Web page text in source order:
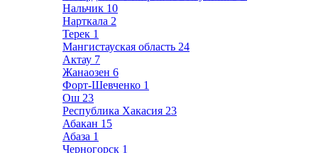
Нальчик 10
Нарткала 2
Терек 1
Мангистауская область 24
Актау 7
Жанаозен 6
Форт-Шевченко 1
Ош 23
Республика Хакасия 23
Абакан 15
Абаза 1
Черногорск 1